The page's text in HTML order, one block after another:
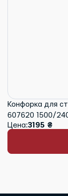
Конфорка для
607620 1500/
Цена:3195 ₴